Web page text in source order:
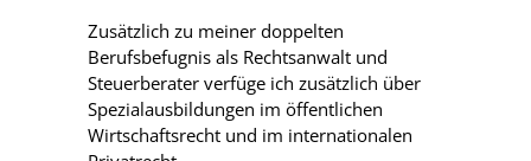
Zusätzlich zu meiner doppelten
Berufsbefugnis als Rechtsanwalt und
Steuerberater verfüge ich zusätzlich über
Spezialausbildungen im öffentlichen
Wirtschaftsrecht und im internationalen